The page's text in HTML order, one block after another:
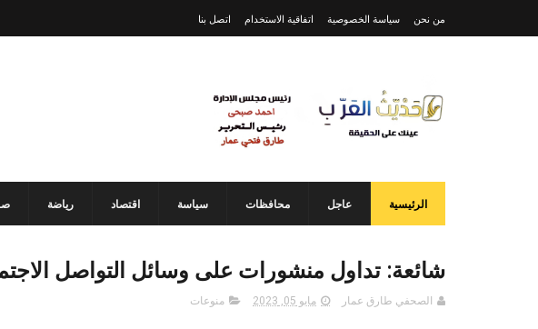
من نحن سياسة الخصوصية اتفاقية الاستخدام اتصل بنا
الرئيسية عاجل محافظات سياسة اقتصاد رياضة
شائعة: تداول منشورات على وسائل التواصل
الصحفي طارق عمار مايو 05, 2023 منوعات